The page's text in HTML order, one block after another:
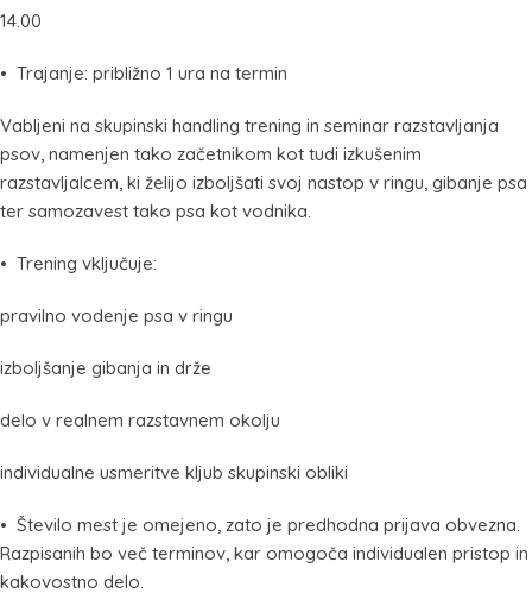
14.00
• Trajanje: približno 1 ura na termin
Vabljeni na skupinski handling trening in seminar razstavljanja
psov, namenjen tako začetnikom kot tudi izkušenim
razstavljalcem, ki želijo izboljšati svoj nastop v ringu, gibanje psa
ter samozavest tako psa kot vodnika.
• Trening vključuje:
pravilno vodenje psa v ringu
izboljšanje gibanja in drže
delo v realnem razstavnem okolju
individualne usmeritve kljub skupinski obliki
• Število mest je omejeno, zato je predhodna prijava obvezna.
Razpisanih bo več terminov, kar omogoča individualen pristop in
kakovostno delo.